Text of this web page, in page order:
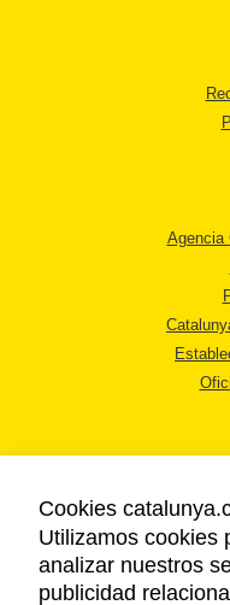
Agencia
Cookies
Utilizamos cookies
analizar nuestros
publicidad